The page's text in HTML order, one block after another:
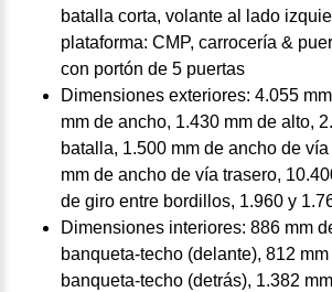
batalla corta, volante al lado
plataforma: CMP, carrocería &
con portón de 5 puertas
Dimensiones exteriores: 4.055
mm de ancho, 1.430 mm de alto,
batalla, 1.500 mm de ancho de
mm de ancho de vía trasero,
de giro entre bordillos, 1.960 y
Dimensiones interiores: 886 mm
banqueta-techo (delante), 812
banqueta-techo (detrás), 1.382